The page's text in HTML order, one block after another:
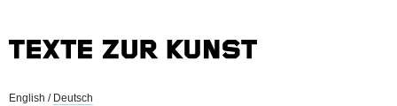
English / Deutsch